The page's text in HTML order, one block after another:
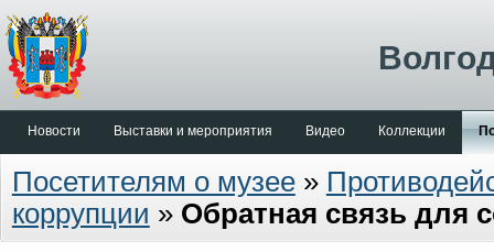
Новости Выставки и мероприятия Видео Коллекции
Посетителям о музее»
коррупции » Обратная связь для